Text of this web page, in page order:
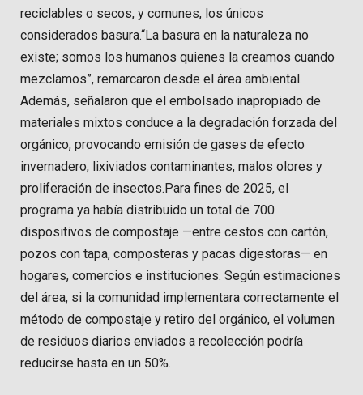
reciclables o secos, y comunes, los únicos
considerados basura.“La basura en la naturaleza no
existe; somos los humanos quienes la creamos cuando
mezclamos”, remarcaron desde el área ambiental.
Además, señalaron que el embolsado inapropiado de
materiales mixtos conduce a la degradación forzada del
orgánico, provocando emisión de gases de efecto
invernadero, lixiviados contaminantes, malos olores y
proliferación de insectos.Para fines de 2025, el
programa ya había distribuido un total de 700
dispositivos de compostaje —entre cestos con cartón,
pozos con tapa, composteras y pacas digestoras— en
hogares, comercios e instituciones. Según estimaciones
del área, si la comunidad implementara correctamente el
método de compostaje y retiro del orgánico, el volumen
de residuos diarios enviados a recolección podría
reducirse hasta en un 50%.